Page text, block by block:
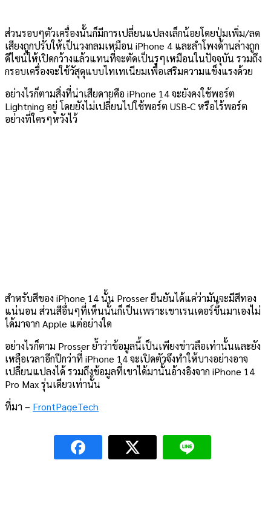
ส่วนรอบๆตัวเครื่องนั้นก็มีการเปลี่ยนแปลงเล็กน้อยโดยปุ่มเพิ่ม/ลด
เสียงถูกปรับให้เป็นวงกลมเหมือน iPhone 4 และลำโพงด้านล่างถูก
ดีไซน์ให้เปิดกว้างแล้วแทนที่จะตัดเป็นรูๆเหมือนในปัจจุบัน รวมถึง
กรอบเครื่องจะใช้วัสุดุแบบไทเทเนียมเพื่อเสริมความแข็งแรงด้วย
อย่างไรก็ตามสิ่งที่น่าเสียดายคือ iPhone 14 จะยังคงใช้พอร์ต
Lightning อยู่ โดยยังไม่เปลี่ยนไปใช้พอร์ต USB-C หรือไร้พอร์ต
อย่างที่ใครๆหวังไว้
สำหรับสีของ iPhone 14 นั้น Prosser ยืนยันได้แค่ว่ามันจะมีสีทอง
แน่นอน ส่วนสีอื่นๆที่เห็นนั้นก็เป็นเพราะเขาเรนเดอร์ขึ้นมาเองไม่
ได้มาจาก Apple แต่อย่างใด
อย่างไรก็ตาม Prosser ย้ำว่าข้อมูลนี้เป็นเพียงข่าวลือเท่านั้นและยัง
เหลือเวลาอีกปีกว่าที่ iPhone 14 จะเปิดตัวจึงทำให้บางอย่างอาจ
เปลี่ยนแปลงได้ รวมถึงข้อมูลที่เขาได้มานั้นอ้างอิงจาก iPhone 14
Pro Max รุ่นเดียวเท่านั้น
ที่มา – FrontPageTech